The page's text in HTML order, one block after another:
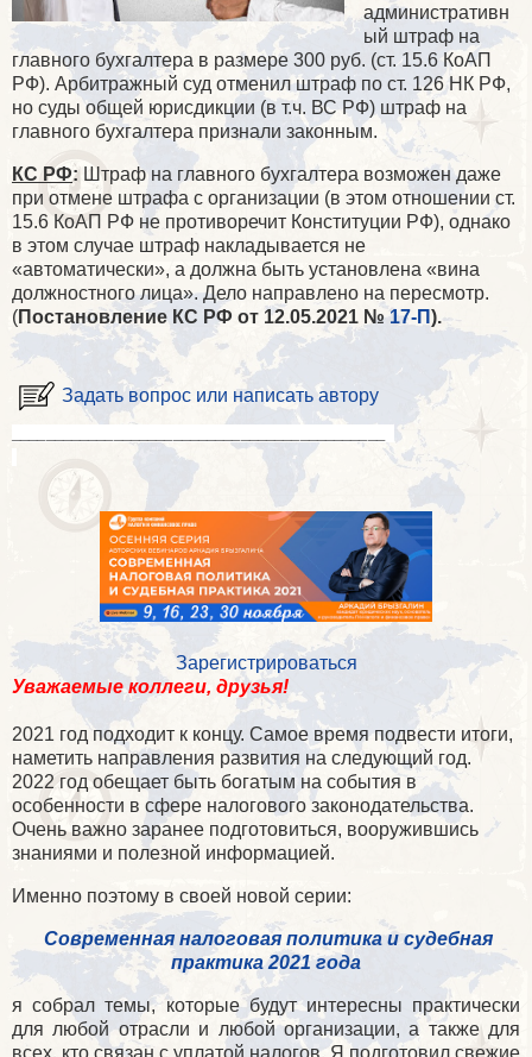
административн
ый штраф на
главного бухгалтера в размере 300 руб. (ст. 15.6 КоАП
РФ). Арбитражный суд отменил штраф по ст. 126 НК РФ,
но суды общей юрисдикции (в т.ч. ВС РФ) штраф на
главного бухгалтера признали законным.
КС РФ:Штраф на главного бухгалтера возможен даже
при отмене штрафа с организации (в этом отношении ст.
15.6 КоАП РФ не противоречит Конституции РФ), однако
в этом случае штраф накладывается не
«автоматически», а должна быть установлена «вина
должностного лица». Дело направлено на пересмотр.
(Постановление КС РФ от 12.05.2021 №17-П).
Задать вопрос или написать автору
Зарегистрироваться
Уважаемые коллеги, друзья!
2021 год подходит к концу. Самое время подвести итоги,
наметить направления развития на следующий год.
2022 год обещает быть богатым на события в
особенности в сфере налогового законодательства.
Очень важно заранее подготовиться, вооружившись
знаниями и полезной информацией.
Именно поэтому в своей новой серии:
Современная налоговая политика и судебная
практика 2021 года
я собрал темы, которые будут интересны практически
для любой отрасли и любой организации, а также для
всех, кто связан с уплатой налогов. Я подготовил свежие